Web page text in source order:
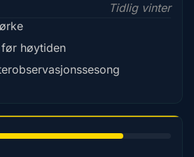
Tidlig vinter
før høytiden